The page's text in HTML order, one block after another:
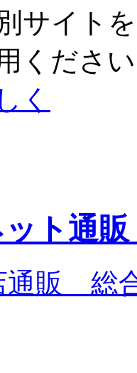
サイト
くださ
く
ット通
通販 総